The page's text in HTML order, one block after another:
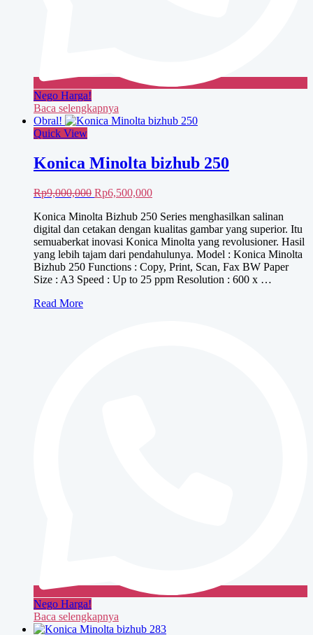
Nego Harga!
Baca selengkapnya
Obral!
Quick View
Konica Minolta bizhub 250
Rp9,000,000 Harga
adalah:
Rp9,000,000.
Rp6,500,000Harga
ini
adalah:
Rp6,500,000.
Konica Minolta Bizhub 250 Series menghasilkan salinan
digital dan cetakan dengan kualitas gambar yang superior. Itu
semuaberkat inovasi Konica Minolta yang revolusioner. Hasil
yang lebih tajam dari pendahulunya. Model : Konica Minolta
Bizhub 250 Functions : Copy, Print, Scan, Fax BW Paper
Size : A3 Speed : Up to 25 ppm Resolution : 600 x …
Konica
Read More
Nego Harga!
Baca selengkapnya